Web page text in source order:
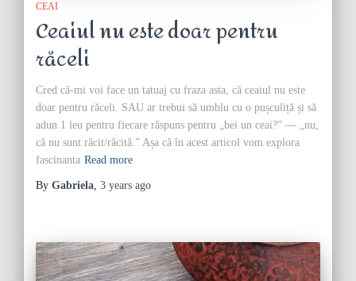
CEAI
Ceaiul nu este doar pentru
răceli
Cred că-mi voi face un tatuaj cu fraza asta, că ceaiul nu este
doar pentru răceli. SAU ar trebui să umblu cu o pușculiță și să
adun 1 leu pentru fiecare răspuns pentru „bei un ceai?” — „nu,
că nu sunt răcit/răcită.” Așa că în acest articol vom explora
fascinanta Read more
By Gabriela, 3 years ago